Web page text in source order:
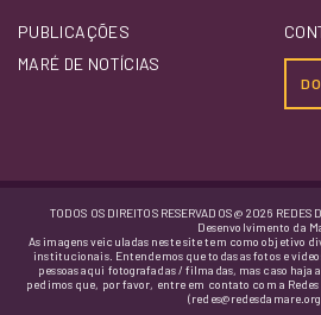
PUBLICAÇÕES
MARÉ DE NOTÍCIAS
TODOS OS DIREITOS RESERVADOS @ 2026
Desenvolvimento da
As imagens veiculadas neste site tem como objetivo
institucionais. Entendemos que todas as fotos e
pessoas aqui fotografadas / filmadas, mas caso haja
pedimos que, por favor, entre em contato com a